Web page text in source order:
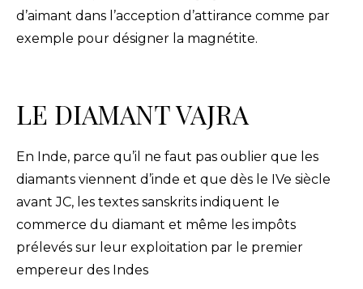
d’aimant dans l’acception d’attirance comme par
exemple pour désigner la magnétite.
LE DIAMANT VAJRA
En Inde, parce qu’il ne faut pas oublier que les
diamants viennent d’inde et que dès le IVe siècle
avant JC, les textes sanskrits indiquent le
commerce du diamant et même les impôts
prélevés sur leur exploitation par le premier
empereur des Indes